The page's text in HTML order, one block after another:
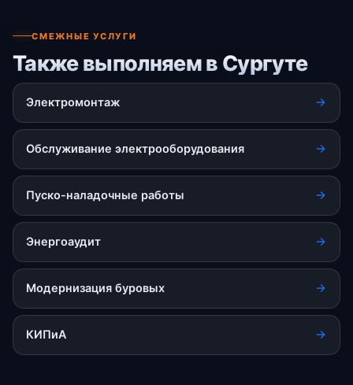
СМЕЖНЫЕ УСЛУГИ
Также выполняем в Сургуте
Электромонтаж
Обслуживание электрооборудования
Пуско-наладочные работы
Энергоаудит
Модернизация буровых
КИПиА